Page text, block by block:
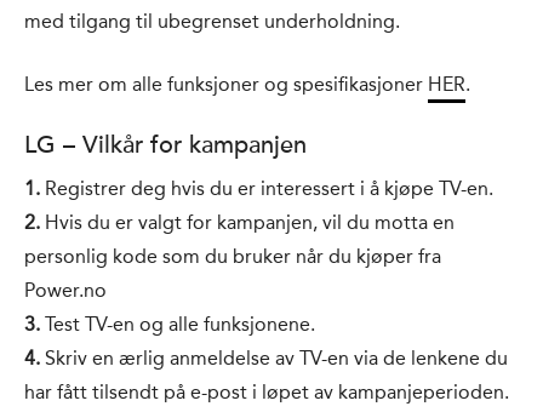
med tilgang til ubegrenset underholdning.
Les mer om alle funksjoner og spesifikasjoner HER.
LG – Vilkår for kampanjen
1. Registrer deg hvis du er interessert i å kjøpe TV-en.
2. Hvis du er valgt for kampanjen, vil du motta en
personlig kode som du bruker når du kjøper fra
Power.no
3. Test TV-en og alle funksjonene.
4. Skriv en ærlig anmeldelse av TV-en via de lenkene du
har fått tilsendt på e-post i løpet av kampanjeperioden.